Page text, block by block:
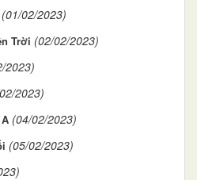
(01/02/2023)
Trời (02/02/2023)
2023)
2023)
(04/02/2023)
(05/02/2023)